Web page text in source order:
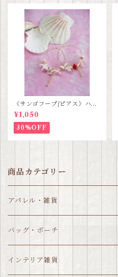
《サンゴフープ/ピアス》ハン
ドメイド SALE
¥1,050
30%OFF
商品カテゴリー
アパレル・雑貨
バッグ・ポーチ
インテリア雑貨